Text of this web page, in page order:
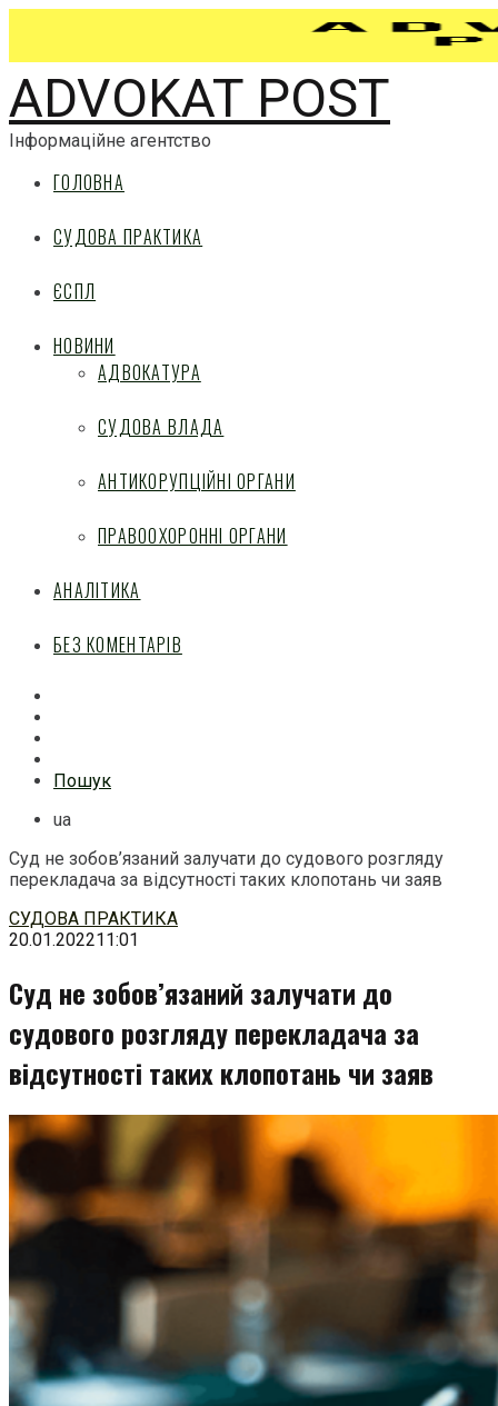
ADVOKAT POST
Інформаційне агентство
ГОЛОВНА
СУДОВА ПРАКТИКА
ЄСПЛ
НОВИНИ
АДВОКАТУРА
СУДОВА ВЛАДА
АНТИКОРУПЦІЙНІ ОРГАНИ
ПРАВООХОРОННІ ОРГАНИ
АНАЛІТИКА
БЕЗ КОМЕНТАРІВ
Пошук
ua
Суд не зобов’язаний залучати до судового розгляду
перекладача за відсутності таких клопотань чи заяв
Перейти
до
СУДОВА ПРАКТИКА
20.01.202211:01
Суд не зобов’язаний залучати до
судового розгляду перекладача за
відсутності таких клопотань чи заяв